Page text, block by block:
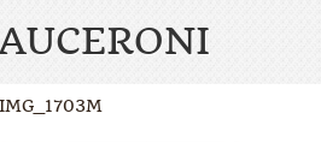
IMG_1703M